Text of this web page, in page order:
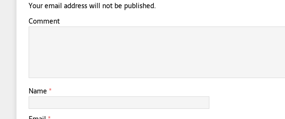
Your email address will not be published.
Comment
Name *